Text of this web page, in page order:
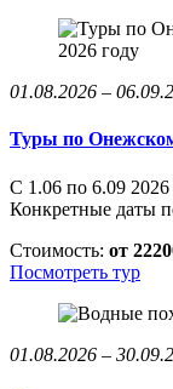
01.08.2026 –
Туры по
С 1.06 по 6.09
Конкретные даты
Стоимость: от
Посмотреть тур
01.08.2026 –